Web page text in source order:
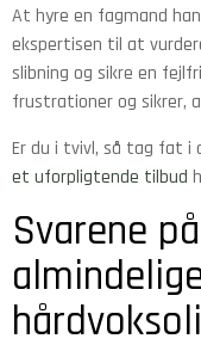
At hyre en fagmand
ekspertisen til at
slibning og sikre en
frustrationer og sikrer,
Er du i tvivl, så tag fat i
et uforpligtende tilbud
Svarene